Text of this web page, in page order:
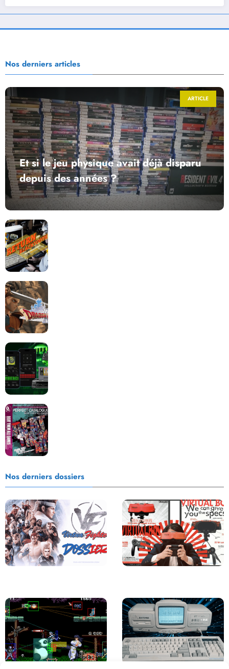
Nos derniers articles
ARTICLE
Et si le jeu physique avait déjà disparu
depuis des années ?
Nos derniers dossiers